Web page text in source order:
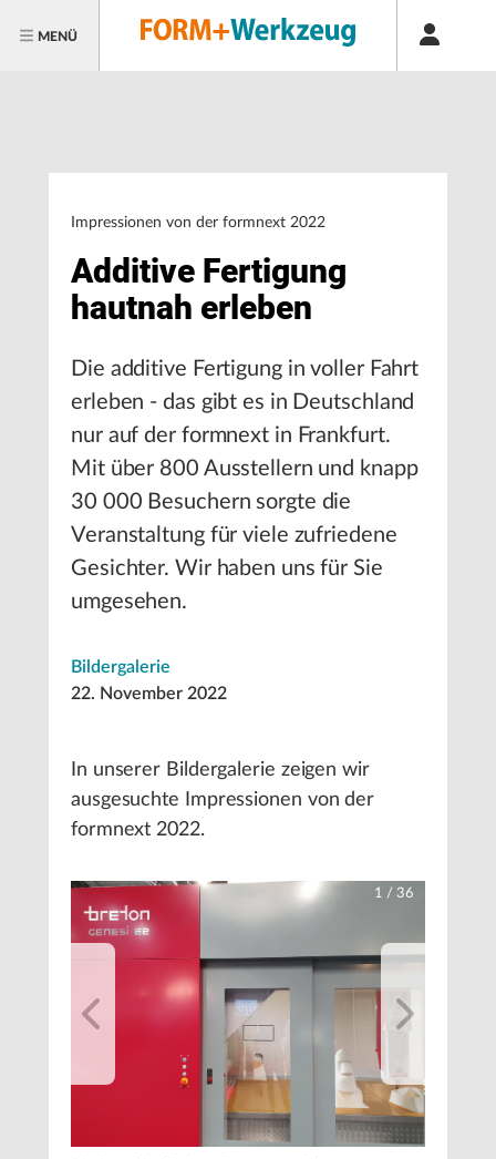
MENÜ
Impressionen von der formnext 2022
Additive Fertigung
hautnah erleben
Die additive Fertigung in voller Fahrt
erleben - das gibt es in Deutschland
nur auf der formnext in Frankfurt.
Mit über 800 Ausstellern und knapp
30 000 Besuchern sorgte die
Veranstaltung für viele zufriedene
Gesichter. Wir haben uns für Sie
umgesehen.
Bildergalerie
22. November 2022
In unserer Bildergalerie zeigen wir
ausgesuchte Impressionen von der
formnext 2022.
1 / 36